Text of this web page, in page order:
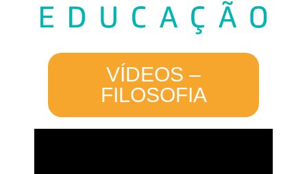
VÍDEOS –
FILOSOFIA